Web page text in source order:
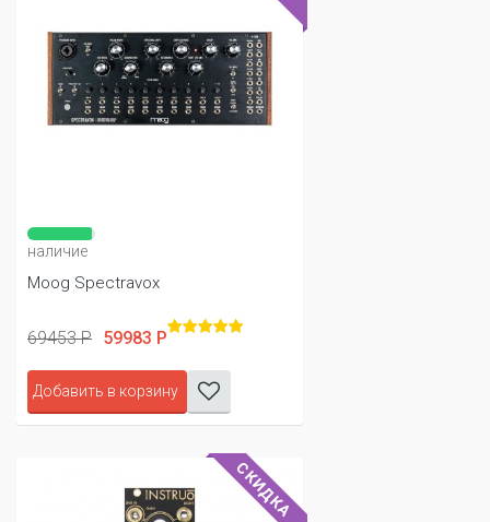
наличие
Moog Spectravox
69453 Р 59983 Р
Добавить в корзину
СКИДКА